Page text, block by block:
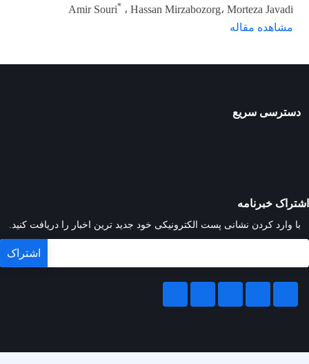
Amir Souri* ، Hassan Mirzabozorg، Morteza Javadi
مشاهده مقاله
دسترسی سریع
اشتراک خبرنامه
با وارد کردن نشانی پست الکترونیکی خود جدید ترین اخبار را دریافت کنید.